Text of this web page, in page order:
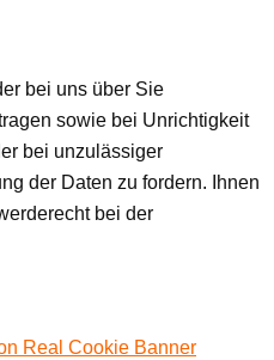
bei uns über Sie
sowie bei Unrichtigkeit
bei unzulässiger
der Daten zu fordern. Ihnen
bei der
Real Cookie Banner